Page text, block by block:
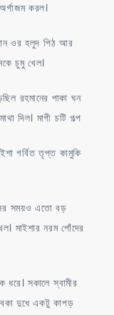
করল।
ওর হলুদ পিঠ আর
চুমু খেল।
রহমানের পাকা ঘন
দিল। মাগী চটি গল্প
গর্বিত তৃপ্ত কামুকি
সময়ও এতো বড়
মাইশার নরম পোঁদের
সকালে স্বামীর
দুধে একটু কাপড়